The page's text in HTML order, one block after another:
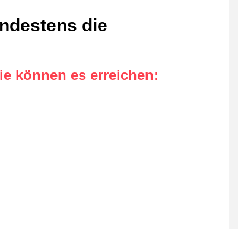
die
können es erreichen: